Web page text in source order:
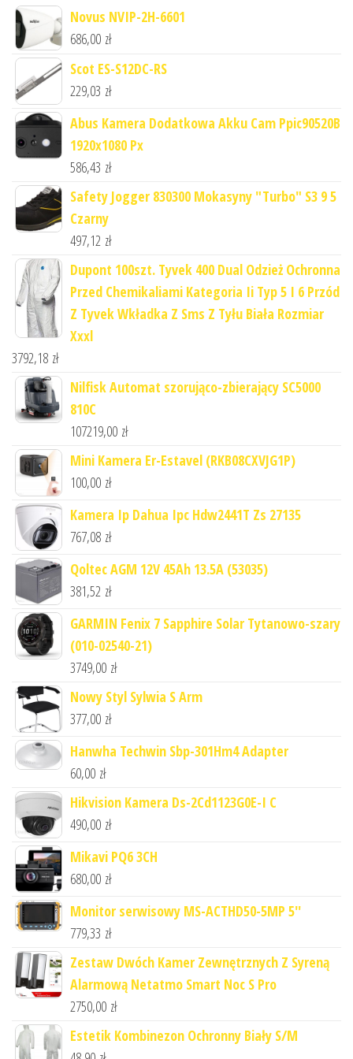
Novus NVIP-2H-6601
686,00 zł
Scot ES-S12DC-RS
229,03 zł
Abus Kamera Dodatkowa Akku Cam Ppic90520B
1920x1080 Px
586,43 zł
Safety Jogger 830300 Mokasyny "Turbo" S3 9 5
Czarny
497,12 zł
Dupont 100szt. Tyvek 400 Dual Odzież Ochronna
Przed Chemikaliami Kategoria Ii Typ 5 I 6 Przód
Z Tyvek Wkładka Z Sms Z Tyłu Biała Rozmiar
Xxxl
3792,18 zł
Nilfisk Automat szorująco-zbierający SC5000
810C
107219,00 zł
Mini Kamera Er-Estavel (RKB08CXVJG1P)
100,00 zł
Kamera Ip Dahua Ipc Hdw2441T Zs 27135
767,08 zł
Qoltec AGM 12V 45Ah 13.5A (53035)
381,52 zł
GARMIN Fenix 7 Sapphire Solar Tytanowo-szary
(010-02540-21)
3749,00 zł
Nowy Styl Sylwia S Arm
377,00 zł
Hanwha Techwin Sbp-301Hm4 Adapter
60,00 zł
Hikvision Kamera Ds-2Cd1123G0E-I C
490,00 zł
Mikavi PQ6 3CH
680,00 zł
Monitor serwisowy MS-ACTHD50-5MP 5''
779,33 zł
Zestaw Dwóch Kamer Zewnętrznych Z Syreną
Alarmową Netatmo Smart Noc S Pro
2750,00 zł
Estetik Kombinezon Ochronny Biały S/M